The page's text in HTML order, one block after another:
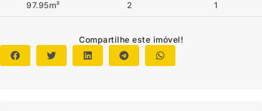
97.95m²
2
1
Compartilhe este imóvel!